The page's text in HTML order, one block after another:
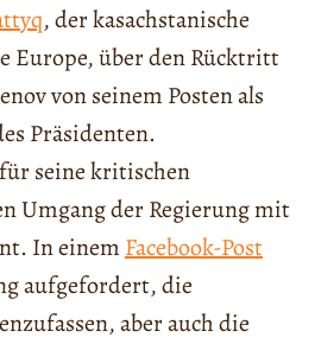
, der kasachstanische
Europe, über den Rücktritt
von seinem Posten als
Präsidenten.
seine kritischen
Umgang der Regierung mit
In einem Facebook-Post
aufgefordert, die
aber auch die